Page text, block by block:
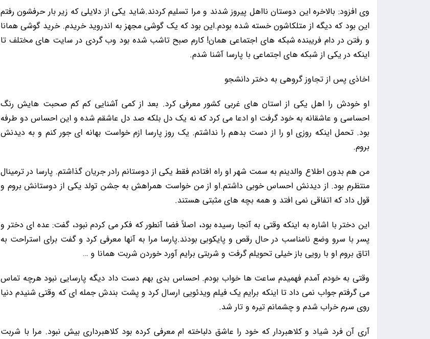
وی افزود: بالاخره این دوستان نااهل پیروز شدند و مرا تسلیم کردند.شاید یکی از دلایلی که زیر بار حرفشون رفتم
این بود که دیگه از متلکاشون خسته شده بودم.این بود که یک گوشی مجهز به اندروید خریدم. خرید گوشی همانا
و رفتن در دام فریبنده شبکه های اجتماعی همان! کارم صبح تاشب شده بود وب گردی در سایت های مختلف تا
اینکه در یکی از شبکه های اجتماعی با پارسا آشنا شدم.
اخاذی پس از تجاوز گروهی به دختر دانشجو
او خودش را اهل یکی از استان های غربی کشور معرفی کرد. بعد از کمی آشنایی کم کم صحبت هایش رنگ
احساسی و عاشقانه به خود گرفت او ادعا می کرد که نه یک دل بلکه صد دل عاشقم شده و این احساس دو طرفه
بود. تحمل اینکه روزی او را از دست بدهم را نداشتم. یک روز پارسا ازم خواست بهانه ای جور کنم و به دیدنش
بروم.
من هم بدون اطلاع والدینم به سمت شهر او راه افتادم فقط یکی از دوستانم رادر جریان گذاشتم. پارسا در ترمینال
منتظرم بود. از دیدنش احساس خوبی داشتم.او از من خواست همراهش به جشن تولد یکی از دوستانش بروم و
قول داد که اتفاقی نمی افتد و همه بچه های مثبتی هستند.
این دختر با اشاره به اینکه وقتی به آنجا رسیده بود، اصلاً فضا آنطور که فکر می کردم نبود، گفت: عده ای دختر و
پسر با سرو وضع نامناسب در حال رقص و پایکوبی بودند.پارسا مرا به آنها معرفی کرد و گفت برای استراحت به
اتاق بروم او با رویی باز خیلی تحویلم گرفت و شربتی برایم آورد خوردن شربت همانا و …
وقتی به خودم آمدم فهمیدم ساعت ها خواب بودم. احساس بدی بهم دست داد دیگه پارسایی نبود هرچه تماس
می گرفتم جواب نمی داد تا اینکه برایم یک فیلم ویدئویی ارسال کرد و پشت بندش جمله ای که وقتی شنیدم دنیا
روی سرم خراب شدم و چشمانم تیره و تار شد.
آری آن فرد شیاد و کلاهبردار که خود را عاشق دلباخته ام معرفی کرده بود کلاهبرداری بیش نبود. مرا با شربت